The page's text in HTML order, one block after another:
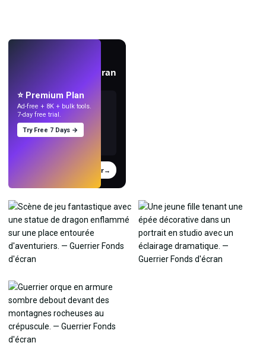
Créez des fonds d'écran
Essayer→
⭐ Premium Plan
Ad-free + 8K + bulk tools.
7-day free trial.
Try Free 7 Days →